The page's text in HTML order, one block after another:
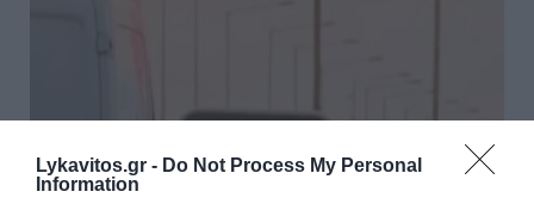
Lykavitos.gr - Do Not Process My Personal
Information